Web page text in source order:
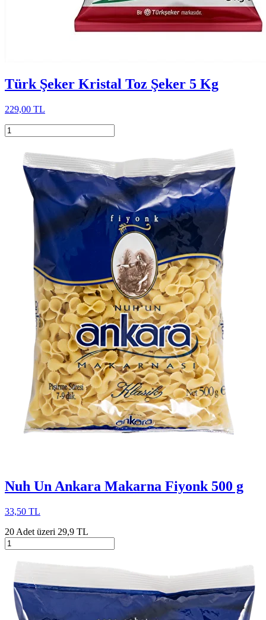
Türk Şeker Kristal Toz Şeker 5 Kg
229,00 TL
Nuh Un Ankara Makarna Fiyonk 500 g
33,50 TL
20 Adet üzeri 29,9 TL